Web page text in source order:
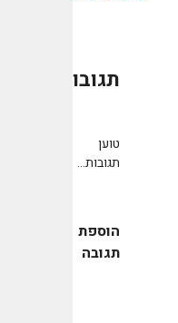
תגובות
טוען
תגובות...
הוספת
תגובה